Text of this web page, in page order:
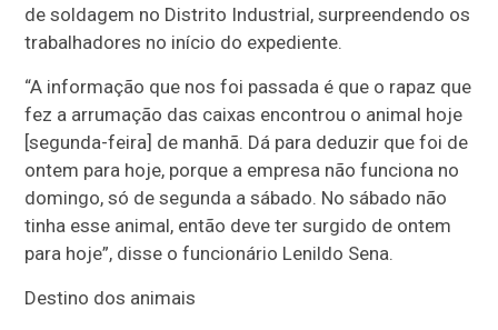
de soldagem no Distrito Industrial, surpreendendo os
trabalhadores no início do expediente.
“A informação que nos foi passada é que o rapaz que
fez a arrumação das caixas encontrou o animal hoje
[segunda-feira] de manhã. Dá para deduzir que foi de
ontem para hoje, porque a empresa não funciona no
domingo, só de segunda a sábado. No sábado não
tinha esse animal, então deve ter surgido de ontem
para hoje”, disse o funcionário Lenildo Sena.
Destino dos animais